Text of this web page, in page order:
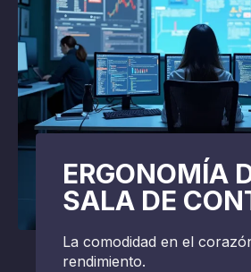
ERGONOMÍA
SALA DE
La comodidad en el
rendimiento.